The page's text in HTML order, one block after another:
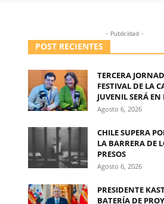
- Publicidad -
POST RECIENTES
TERCERA
FESTIVAL DE LA
JUVENIL SERÁ EN
Agosto 6, 2026
CHILE SUPERA
LA BARRERA DE
PRESOS
Agosto 6, 2026
PRESIDENTE
BATERÍA DE